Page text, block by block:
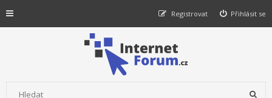
Přihlásit se
Registrovat